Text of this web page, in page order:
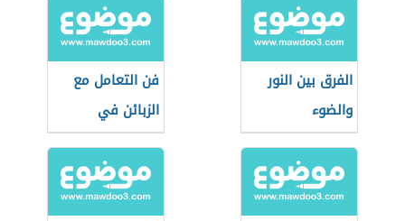
الاقتصادي
الفرق بين النور
والضوء
فن التعامل مع
الزبائن في
المطاعم